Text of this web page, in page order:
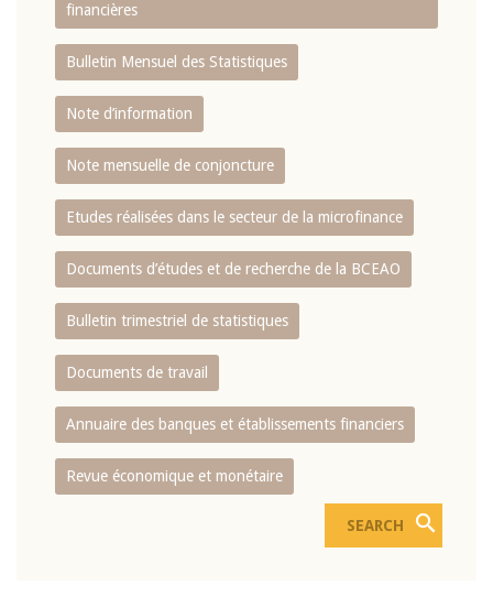
financières
Bulletin Mensuel des Statistiques
Note d’information
Note mensuelle de conjoncture
Etudes réalisées dans le secteur de la microfinance
Documents d’études et de recherche de la BCEAO
Bulletin trimestriel de statistiques
Documents de travail
Annuaire des banques et établissements financiers
Revue économique et monétaire